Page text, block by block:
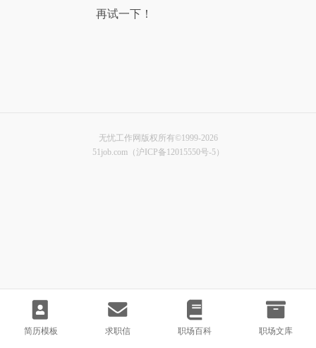
简历模板 求职信 职场百科 职场文库
再试一下！
无忧工作网版权所有©1999-2026
51job.com（沪ICP备12015550号-5）